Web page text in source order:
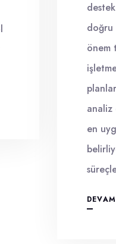
doğru
önem
analiz
en